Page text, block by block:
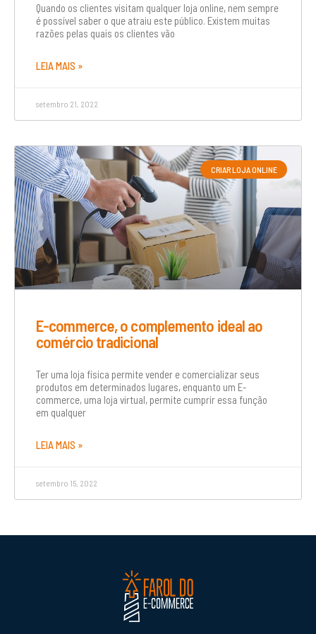
Quando os clientes visitam qualquer loja online, nem sempre
é possível saber o que atraiu este público. Existem muitas
razões pelas quais os clientes vão
LEIA MAIS »
setembro 21, 2022
CRIAR LOJA ONLINE
E-commerce, o complemento ideal ao
comércio tradicional
Ter uma loja física permite vender e comercializar seus
produtos em determinados lugares, enquanto um E-
commerce, uma loja virtual, permite cumprir essa função
em qualquer
LEIA MAIS »
setembro 15, 2022